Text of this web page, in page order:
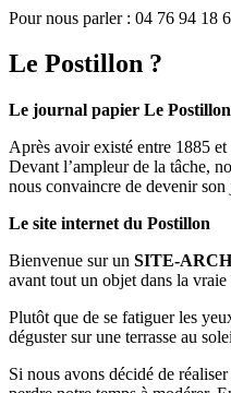
Pour nous parler : 04 76 94 18
Le Postillon ?
Le journal papier Le Postillon
Après avoir existé entre 1885
Devant l’ampleur de la tâche,
nous convaincre de devenir
Le site internet du Postillon
Bienvenue sur un SITE-
avant tout un objet dans la vraie
Plutôt que de se fatiguer les
déguster sur une terrasse au
Si nous avons décidé de